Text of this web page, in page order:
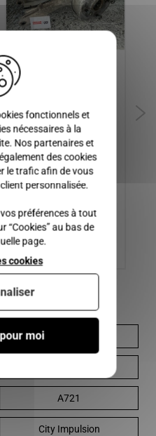
Bras de suspension /
Triangle arriere gauche
400.4, 500SL, 500.4, 500.5,
A721, A741, A751, CITY,
ROADLINE, COUPE,
CROSSOVER ( gamme
impulsion et vision )3
90,00 €
Ajouter au panier
A721
City Impulsion
fonctionnels et
nécessaires à la
Nos partenaires et
des cookies
le trafic afin de vous
personnalisée.
préférences à tout
“Cookies” au bas de
page.
moi
cookies